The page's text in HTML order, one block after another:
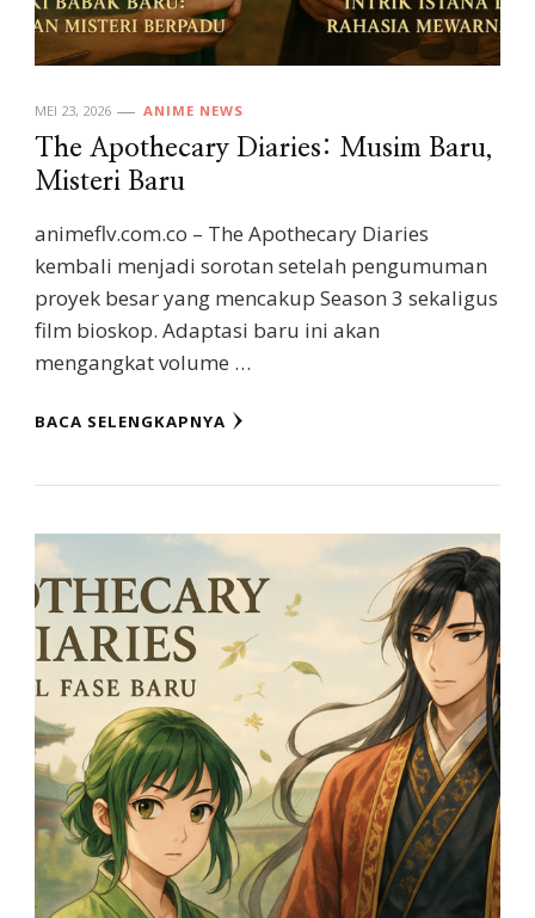
MEI 23, 2026 ANIME NEWS
The Apothecary Diaries: Musim Baru,
Misteri Baru
animeflv.com.co – The Apothecary Diaries
kembali menjadi sorotan setelah pengumuman
proyek besar yang mencakup Season 3 sekaligus
film bioskop. Adaptasi baru ini akan
mengangkat volume …
BACA SELENGKAPNYA